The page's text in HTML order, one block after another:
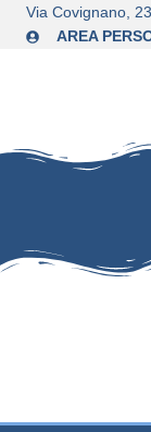
Via Covignano,
AREA